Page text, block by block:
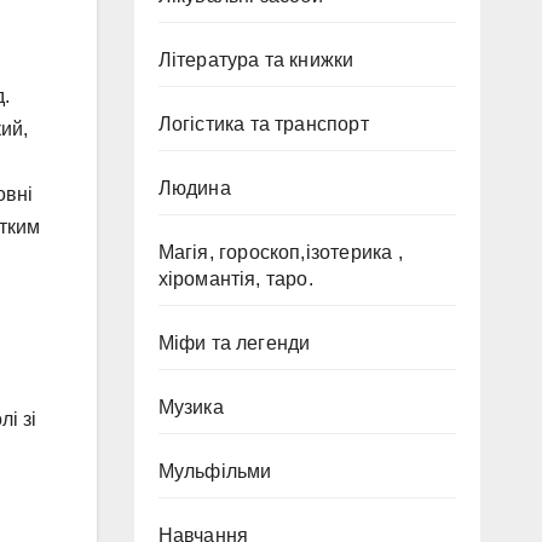
зі
Література та книжки
Логістика та транспорт
Людина
Магія, гороскоп,ізотерика ,
хіромантія, таро.
Міфи та легенди
Музика
Мульфільми
Навчання